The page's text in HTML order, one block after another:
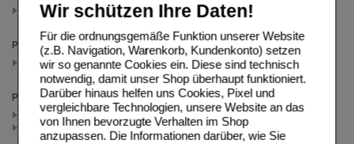
Wir schützen Ihre Daten!
Für die ordnungsgemäße Funktion unserer Website
(z.B. Navigation, Warenkorb, Kundenkonto) setzen
wir so genannte Cookies ein. Diese sind technisch
notwendig, damit unser Shop überhaupt funktioniert.
Darüber hinaus helfen uns Cookies, Pixel und
vergleichbare Technologien, unsere Website an das
von Ihnen bevorzugte Verhalten im Shop
anzupassen. Die Informationen darüber, wie Sie
Augengel
(auswahl entfernen)
Packungsgröße
30X0.6 ml
(auswahl entfernen)
Preis
< 17.50 (1)
>= 17.50 (1)